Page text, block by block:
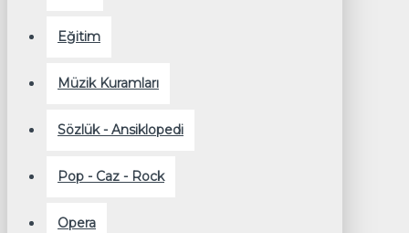
Eğitim
Müzik Kuramları
Sözlük - Ansiklopedi
Pop - Caz - Rock
Opera